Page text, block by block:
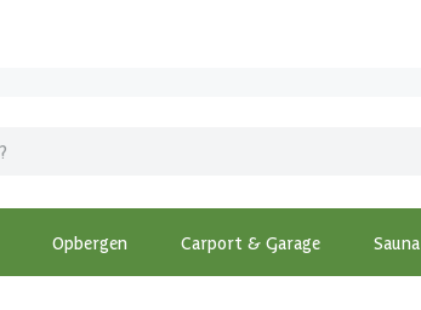
Opbergen Carport & Garage Sauna